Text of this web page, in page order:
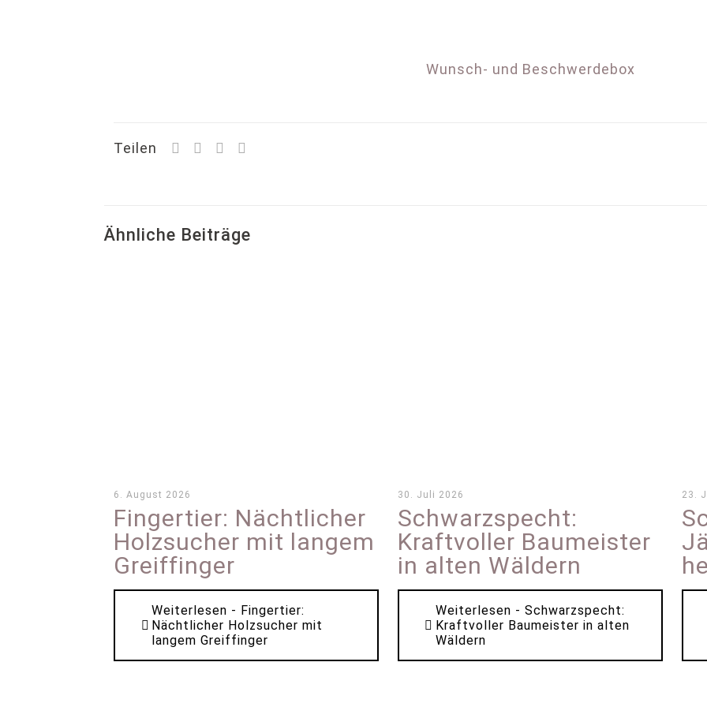
Wunsch- und Beschwerdebox
Teilen
Ähnliche Beiträge
6. August 2026
Fingertier: Nächtlicher
Holzsucher mit langem
Greiffinger
Weiterlesen - Fingertier:
Nächtlicher Holzsucher mit
langem Greiffinger
30. Juli 2026
Schwarzspecht:
Kraftvoller Baumeister
in alten Wäldern
Weiterlesen - Schwarzspecht:
Kraftvoller Baumeister in alten
Wäldern
23.